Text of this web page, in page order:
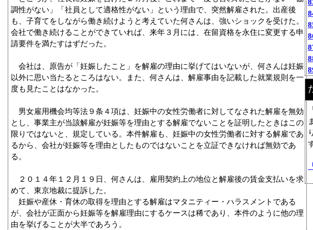
調性がない」「社員として適格性がない」という理由で、突然解雇された。出産後
も、子育てをしながら働き続けようと考えていた何さんは、強いショックを受けた。
会社で働き続けることができていれば、来年３月には、在留資格を永住に変更する申
請要件を満たすはずだった。
会社は、原告が「妊娠したこと」を解雇の理由に挙げてはいないが、何さんは妊娠
以外に思い当たるところはない。また、何さんは、解雇事由を記載した就業規則を一
度も見たことはなかった。
男女雇用機会均等法９条４項は、妊娠中の女性労働者に対してなされた解雇を無効
とし、事業主が当該解雇が妊娠等を理由とする解雇でないことを証明したときはこの
限りではないと、規定している。本件解雇も、妊娠中の女性労働者に対する解雇であ
るから、会社が妊娠等を理由としたものではないことを立証できなければ無効であ
る。
２０１４年１２月１９日、何さんは、雇用契約上の地位と解雇後の賃金支払いを求
めて、東京地裁に提訴した。
妊娠や産休・育休の取得を理由とする解雇はマタニティー・ハラスメントである
が、会社が正面から妊娠等を解雇理由にするケースは稀であり、本件のように他の理
由を挙げることが大半であろう。